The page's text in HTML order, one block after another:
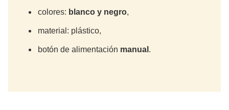
colores: blanco y negro,
material: plástico,
botón de alimentación manual .